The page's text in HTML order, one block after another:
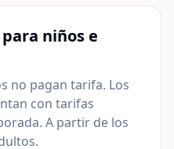
niños e
no pagan tarifa. Los
con tarifas
A partir de los